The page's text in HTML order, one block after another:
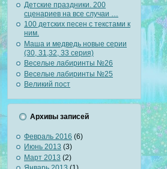
Детские праздники. 200
сценариев на все случаи …
100 детских песен с текстами к
ним.
Маша и медведь новые серии
(30, 31,32, 33 серия)
Веселые лабиринты №26
Веселые лабиринты №25
Великий пост
Архивы записей
Февраль 2016 (6)
Июнь 2013 (3)
Март 2013 (2)